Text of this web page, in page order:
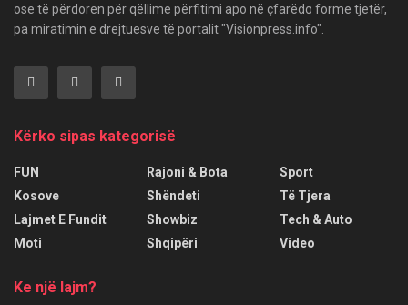
ose të përdoren për qëllime përfitimi apo në çfarëdo forme tjetër,
pa miratimin e drejtuesve të portalit "Visionpress.info".
Kërko sipas kategorisë
FUN
Kosove
Lajmet E Fundit
Moti
Rajoni & Bota
Shëndeti
Showbiz
Shqipëri
Sport
Të Tjera
Tech & Auto
Video
Ke një lajm?